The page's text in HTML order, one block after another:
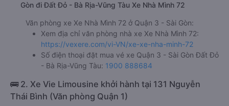
Gòn đi Đất Đỏ - Bà Rịa-Vũng Tàu Xe Nhà Mình 72
Văn phòng xe Xe Nhà Mình 72 ở Quận 3 - Sài Gòn:
Xem địa chỉ văn phòng nhà xe Xe Nhà Mình 72:
https://vexere.com/vi-VN/xe-xe-nha-minh-72
Số điện thoại đặt mua vé xe Quận 3 - Sài Gòn Đất Đỏ
- Bà Rịa-Vũng Tàu: 1900 888684
🚌 2. Xe Vie Limousine khởi hành tại 131 Nguyễn
Thái Bình (Văn phòng Quận 1)